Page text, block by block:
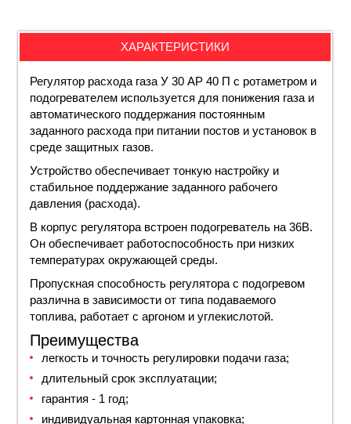
ХАРАКТЕРИСТИКИ
Регулятор расхода газа У 30 АР 40 П с ротаметром и
подогревателем используется для понижения газа и
автоматического поддержания постоянным
заданного расхода при питании постов и установок в
среде защитных газов.
Устройство обеспечивает тонкую настройку и
стабильное поддержание заданного рабочего
давления (расхода).
В корпус регулятора встроен подогреватель на 36В.
Он обеспечивает работоспособность при низких
температурах окружающей среды.
Пропускная способность регулятора с подогревом
различна в зависимости от типа подаваемого
топлива, работает с аргоном и углекислотой.
Преимущества
легкость и точность регулировки подачи газа;
длительный срок эксплуатации;
гарантия - 1 год;
индивидуальная картонная упаковка;